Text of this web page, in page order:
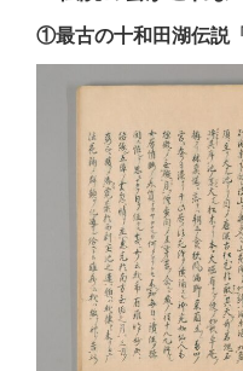
①最古の十和田湖伝説